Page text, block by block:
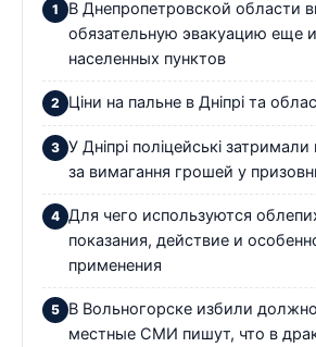
В Днепропетровской области
обязательную эвакуацию еще
населенных пунктов
Ціни на пальне в Дніпрі та
У Дніпрі поліцейські
за вимагання грошей у
Для чего используются
показания, действие и
применения
В Вольногорске избили
местные СМИ пишут, что в